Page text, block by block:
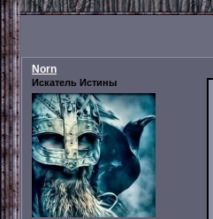
Norn
Искатель Истины